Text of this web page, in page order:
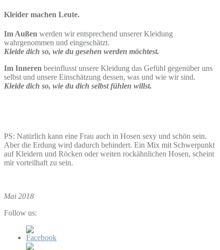
Kleider machen Leute.
Im Außen werden wir entsprechend unserer Kleidung
wahrgenommen und eingeschätzt.
Kleide dich so, wie du gesehen werden möchtest.
Im Inneren beeinflusst unsere Kleidung das Gefühl gegenüber uns
selbst und unsere Einschätzung dessen, was und wie wir sind.
Kleide dich so, wie du dich selbst fühlen willst.
PS: Natürlich kann eine Frau auch in Hosen sexy und schön sein.
Aber die Erdung wird dadurch behindert. Ein Mix mit Schwerpunkt
auf Kleidern und Röcken oder weiten rockähnlichen Hosen, scheint
mir vorteilhaft zu sein.
Mai 2018
Follow us: